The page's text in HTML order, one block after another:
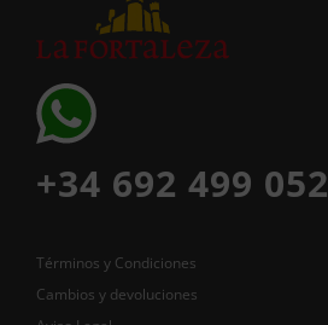
+34 692 499 052
Términos y Condiciones
Cambios y devoluciones